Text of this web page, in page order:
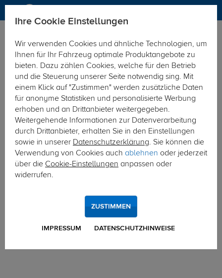
Hier geht's zur Fahrzeugübersicht: Peugeot Partner
Ihre Cookie Einstellungen
Wir verwenden Cookies und ähnliche Technologien, um
Ihnen für Ihr Fahrzeug optimale Produktangebote zu
bieten. Dazu zählen Cookies, welche für den Betrieb
und die Steuerung unserer Seite notwendig sing. Mit
einem Klick auf "Zustimmen" werden zusätzliche Daten
für anonyme Statistiken und personalisierte Werbung
erhoben und an Drittanbieter weitergegeben.
Weitergehende Informationen zur Datenverarbeitung
durch Drittanbieter, erhalten Sie in den Einstellungen
sowie in unserer Datenschutzerklärung. Sie können die
Verwendung von Cookies auch ablehnen oder jederzeit
über die Cookie-Einstellungen anpassen oder
widerrufen.
IMPRESSUM DATENSCHUTZHINWEISE
ZUSTIMMEN